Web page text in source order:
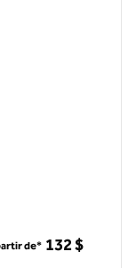
de* 132 $